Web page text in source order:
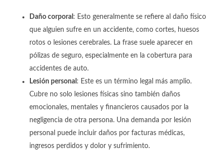
Daño corporal : Esto generalmente se refiere al daño físico
que alguien sufre en un accidente, como cortes, huesos
rotos o lesiones cerebrales. La frase suele aparecer en
pólizas de seguro, especialmente en la cobertura para
accidentes de auto.
Lesión personal : Este es un término legal más amplio.
Cubre no solo lesiones físicas sino también daños
emocionales, mentales y financieros causados por la
negligencia de otra persona. Una demanda por lesión
personal puede incluir daños por facturas médicas,
ingresos perdidos y dolor y sufrimiento.